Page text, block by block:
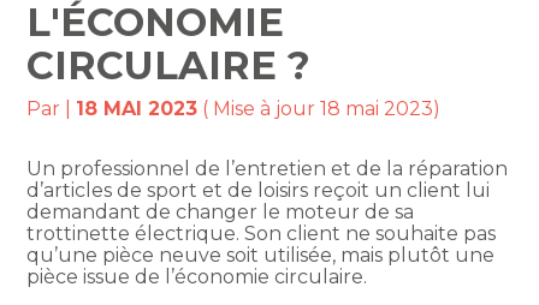
L'ÉCONOMIE
CIRCULAIRE ?
Par 18 MAI 2023 ( Mise à jour 18 mai 2023)
Un professionnel de l’entretien et de la réparation
d’articles de sport et de loisirs reçoit un client lui
demandant de changer le moteur de sa
trottinette électrique. Son client ne souhaite pas
qu’une pièce neuve soit utilisée, mais plutôt une
pièce issue de l’économie circulaire.